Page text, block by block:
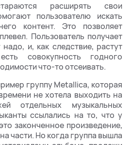
расширять свои
пользователю искать
контент. Это позволяет
Пользователь получает
и, как следствие, растут
совокупность годного
что-то отсеивать.
группу Metallica, которая
не хотела выходить на
отдельных музыкальных
ссылались на то, что у
законченное произведение,
части. Но когда группа вышла